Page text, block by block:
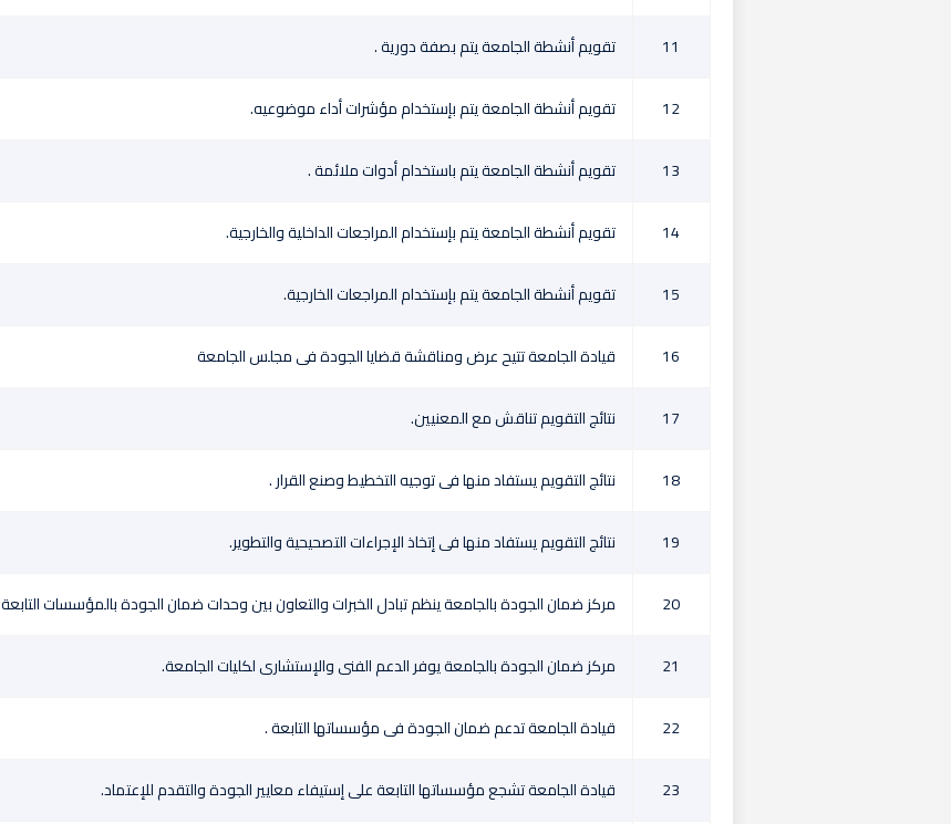
11 تقويم أنشطة الجامعة يتم بصفة دورية .
12 تقويم أنشطة الجامعة يتم بإستخدام مؤشرات أداء موضوعيه.
13 تقويم أنشطة الجامعة يتم باستخدام أدوات ملائمة .
14 تقويم أنشطة الجامعة يتم بإستخدام المراجعات الداخلية والخارجية.
15 تقويم أنشطة الجامعة يتم بإستخدام المراجعات الخارجية.
16 قيادة الجامعة تتيح عرض ومناقشة قضايا الجودة فى مجلس الجامعة
17 نتائج التقويم تناقش مع المعنيين.
18 نتائج التقويم يستفاد منها فى توجيه التخطيط وصنع القرار .
19 نتائج التقويم يستفاد منها فى إتخاذ الإجراءات التصحيحية والتطوير.
20 مركز ضمان الجودة بالجامعة ينظم تبادل الخبرات والتعاون بين وحدات ضمان الجودة بالمؤسسات التابعة
21 مركز ضمان الجودة بالجامعة يوفر الدعم الفنى والإستشارى لكليات الجامعة.
22 قيادة الجامعة تدعم ضمان الجودة فى مؤسساتها التابعة .
23 قيادة الجامعة تشجع مؤسساتها التابعة على إستيفاء معايير الجودة والتقدم للإعتماد.